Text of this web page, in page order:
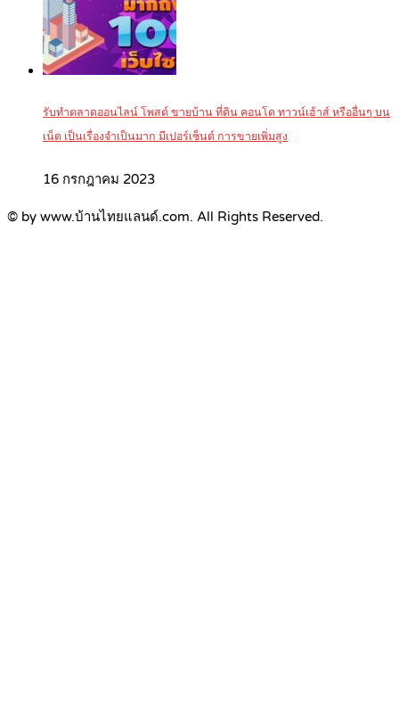
รับทำตลาดออนไลน์ โพสต์ ขายบ้าน ที่ดิน คอนโด ทาวน์เฮ้าส์ หรืออื่นๆ บน
เน็ต เป็นเรื่องจำเป็นมาก มีเปอร์เซ็นต์ การขายเพิ่มสูง
16 กรกฎาคม 2023
© by www.บ้านไทยแลนด์.com. All Rights Reserved.